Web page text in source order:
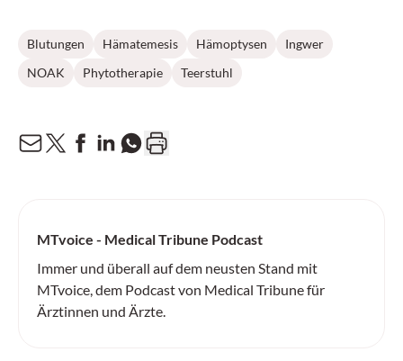
Blutungen Hämatemesis Hämoptysen
Ingwer
NOAK
Phytotherapie Teerstuhl
MTvoice - Medical Tribune Podcast
Immer und überall auf dem neusten Stand mit
MTvoice, dem Podcast von Medical Tribune für
Ärztinnen und Ärzte.